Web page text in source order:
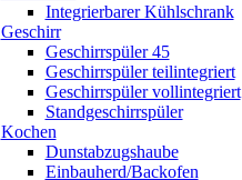
Integrierbarer Kühlschrank
Geschirr
Geschirrspüler 45
Geschirrspüler teilintegriert
Geschirrspüler vollintegriert
Standgeschirrspüler
Kochen
Dunstabzugshaube
Einbauherd/Backofen